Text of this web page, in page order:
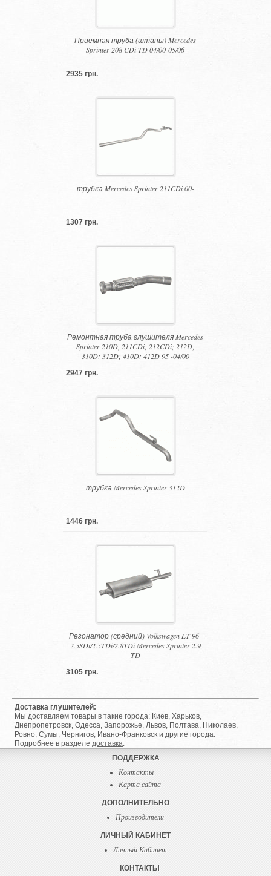
Приемная труба (штаны) Mercedes
Sprinter 208 CDi TD 04/00-05/06
2935 грн.
трубка Mercedes Sprinter 211CDi 00-
1307 грн.
Ремонтная труба глушителя Mercedes
Sprinter 210D, 211CDi; 212CDi; 212D;
310D; 312D; 410D; 412D 95 -04/00
2947 грн.
трубка Mercedes Sprinter 312D
1446 грн.
Резонатор (средний) Volkswagen LT 96-
2.5SDi/2.5TDi/2.8TDi Mercedes Sprinter 2.9
TD
3105 грн.
Доставка глушителей:
Мы доставляем товары в такие города: Киев, Харьков,
Днепропетровск, Одесса, Запорожье, Львов, Полтава, Николаев,
Ровно, Сумы, Чернигов, Ивано-Франковск и другие города.
Подробнее в разделе доставка
ПОДДЕРЖКА
Контакты
Карта сайта
ДОПОЛНИТЕЛЬНО
Производители
ЛИЧНЫЙ КАБИНЕТ
Личный Кабинет
КОНТАКТЫ